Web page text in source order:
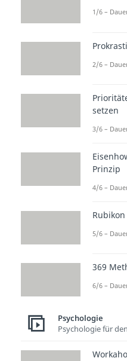
Wenn du
sagst:
forderst
kaufen.
du aber
zum
Dort
1/6 –
2/6 –
setzen
3/6 –
Prinzip
4/6 –
5/6 –
369
6/6 –
Psychologie
Psychologie für